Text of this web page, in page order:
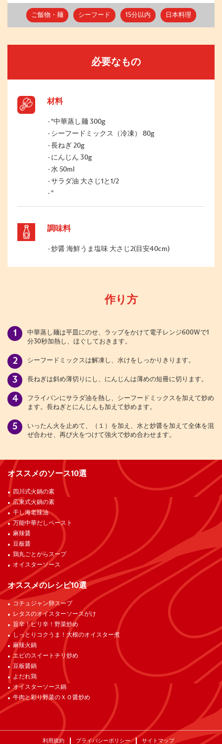
ご飯物・麺 シーフード 15分以内 日本料理
必要なもの
材料
"中華蒸し麺 300g
シーフードミックス（冷凍） 80g
長ねぎ 20g
にんじん 30g
水 50ml
サラダ油 大さじ1と1/2
"
調味料
炒醤 海鮮うま塩味 大さじ2(目安40cm)
作り方
中華蒸し麺は平皿にのせ、ラップをかけて電子レンジ600Wで1
分30秒加熱し、ほぐしておきます。
シーフードミックスは解凍し、水けをしっかりきります。
長ねぎは斜め薄切りにし、にんじんは薄めの短冊に切ります。
フライパンにサラダ油を熱し、シーフードミックスを加えて炒め
ます。長ねぎとにんじんも加えて炒めます。
いったん火を止めて、（１）を加え、水と炒醤を加えて全体を混
ぜ合わせ、再び火をつけて強火で炒め合わせます。
オススメのソース10選
四川式火鍋の素
広東式火鍋の素
干し海老辣油
万能中華だしペースト
麻辣醤
豆板醤
鶏丸ごとがらスープ
オイスターソース
オススメのレシピ10選
コチュジャン卵スープ
レタスのオイスターソースがけ
旨辛！ピリ辛！野菜炒め
しっとりコクうま！大根のオイスター煮
麻辣火鍋
エビのスイートチリ炒め
豆板醤鍋
よだれ鶏
オイスターソース鍋
牛肉と彩り野菜のＸＯ醤炒め
利用規約 プライバシーポリシー サイトマップ